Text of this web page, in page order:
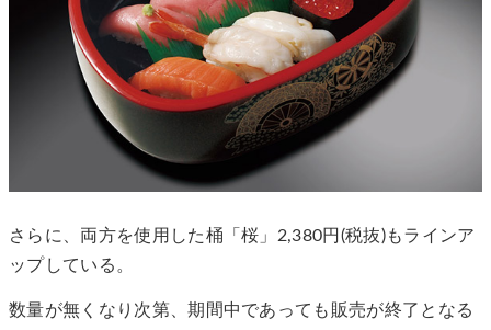
さらに、両方を使用した桶「桜」2,380円(税抜)もラインア
ップしている。
数量が無くなり次第、期間中であっても販売が終了となる